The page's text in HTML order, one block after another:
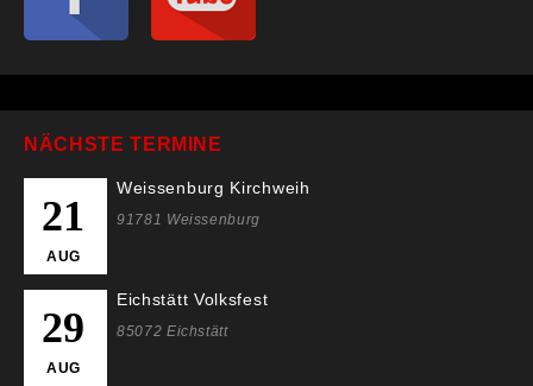
NÄCHSTE TERMINE
21
AUG
Weissenburg Kirchweih
91781 Weissenburg
29
AUG
Eichstätt Volksfest
85072 Eichstätt